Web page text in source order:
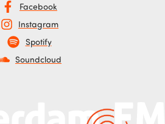
Facebook
Instagram
Spotify
Soundcloud